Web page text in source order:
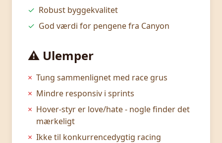
✓ Robust byggekvalitet
✓ God værdi for pengene fra Canyon
⚠️ Ulemper
× Tung sammenlignet med race grus
× Mindre responsiv i sprints
× Hover-styr er love/hate - nogle finder det
mærkeligt
× Ikke til konkurrencedygtig racing